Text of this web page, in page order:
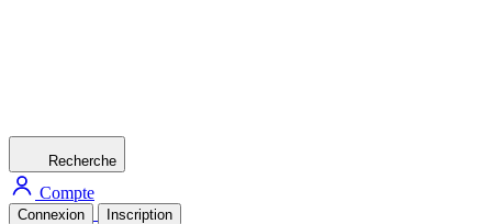
Recherche
Compte
Connexion Inscription